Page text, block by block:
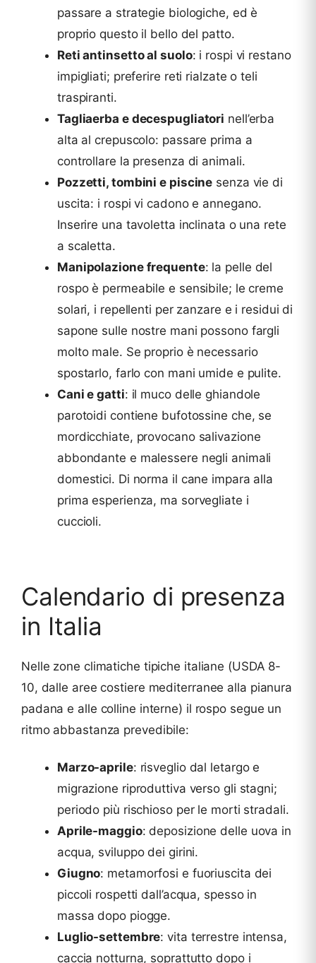
passare a strategie biologiche, ed è
proprio questo il bello del patto.
Reti antinsetto al suolo: i rospi vi restano
impigliati; preferire reti rialzate o teli
traspiranti.
Tagliaerba e decespugliatori nell’erba
alta al crepuscolo: passare prima a
controllare la presenza di animali.
Pozzetti, tombini e piscine senza vie di
uscita: i rospi vi cadono e annegano.
Inserire una tavoletta inclinata o una rete
a scaletta.
Manipolazione frequente: la pelle del
rospo è permeabile e sensibile; le creme
solari, i repellenti per zanzare e i residui di
sapone sulle nostre mani possono fargli
molto male. Se proprio è necessario
spostarlo, farlo con mani umide e pulite.
Cani e gatti: il muco delle ghiandole
parotoidi contiene bufotossine che, se
mordicchiate, provocano salivazione
abbondante e malessere negli animali
domestici. Di norma il cane impara alla
prima esperienza, ma sorvegliate i
cuccioli.
Calendario di presenza
in Italia
Nelle zone climatiche tipiche italiane (USDA 8-
10, dalle aree costiere mediterranee alla pianura
padana e alle colline interne) il rospo segue un
ritmo abbastanza prevedibile:
Marzo-aprile: risveglio dal letargo e
migrazione riproduttiva verso gli stagni;
periodo più rischioso per le morti stradali.
Aprile-maggio: deposizione delle uova in
acqua, sviluppo dei girini.
Giugno: metamorfosi e fuoriuscita dei
piccoli rospetti dall’acqua, spesso in
massa dopo piogge.
Luglio-settembre: vita terrestre intensa,
caccia notturna, soprattutto dopo i